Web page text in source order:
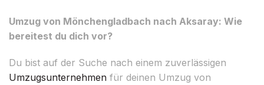
Umzug von Mönchengladbach nach Aksaray: Wie
bereitest du dich vor?
Du bist auf der Suche nach einem zuverlässigen
Umzugsunternehmen für deinen Umzug von